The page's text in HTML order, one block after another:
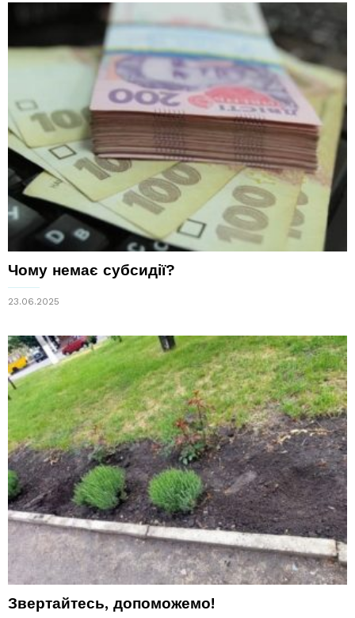
Чому немає субсидії?
23.06.2025
Звертайтесь, допоможемо!